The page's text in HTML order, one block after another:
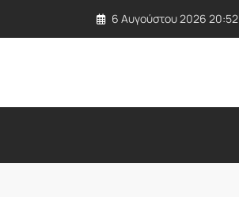
τραγωδία με εκρηκτική συσκευή σε drone
6 Αυγούστου 2026 20:52